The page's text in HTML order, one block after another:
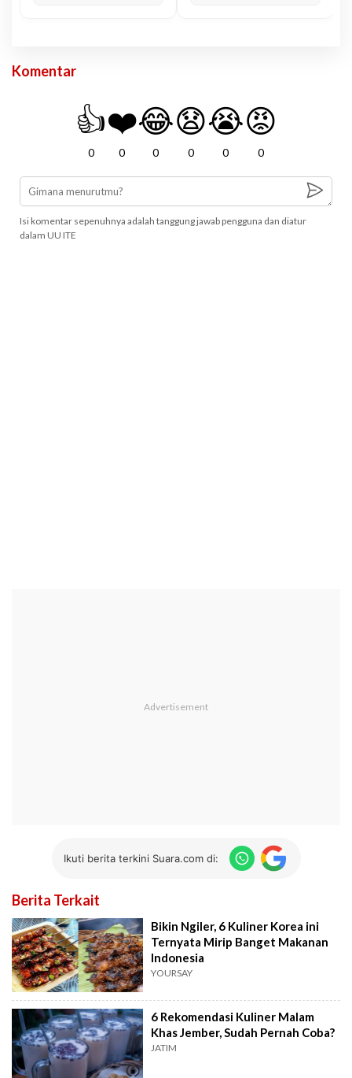
Komentar
👍
0
❤️
0
😂
0
😧
0
😭
0
😡
0
Isi komentar sepenuhnya adalah tanggung jawab pengguna dan diatur
dalam UU ITE
Ikuti berita terkini Suara.com di:
Berita Terkait
Bikin Ngiler, 6 Kuliner Korea ini
Ternyata Mirip Banget Makanan
Indonesia
YOURSAY
6 Rekomendasi Kuliner Malam
Khas Jember, Sudah Pernah Coba?
JATIM